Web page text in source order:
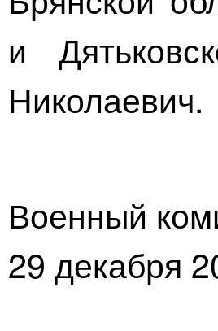
и
Николаевич.
Военный
29 декабря